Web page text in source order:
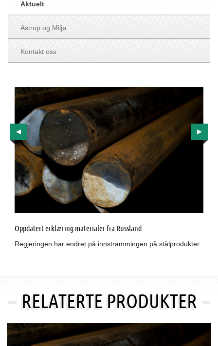
Aktuelt
Astrup og Miljø
Kontakt oss
Oppdatert erklæring materialer fra Russland
Regjeringen har endret på innstrammingen på stålprodukter
RELATERTE PRODUKTER